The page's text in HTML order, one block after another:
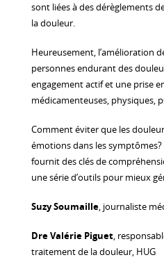
sont liées à des dérèglements
la douleur.
Heureusement, l’amélioration
personnes endurant des
engagement actif et une prise
médicamenteuses, physiques,
Comment éviter que les
émotions dans les
fournit des clés de
une série d’outils pour mieux
Suzy Soumaille, journaliste
Dre Valérie Piguet,
traitement de la douleur, HUG